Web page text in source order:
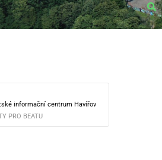
informační centrum Havířov
PRO BEATU